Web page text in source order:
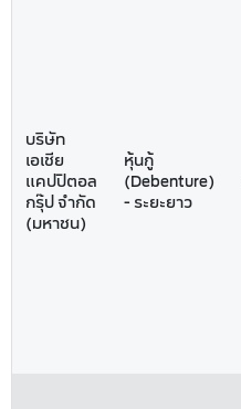
บริษัท
เอเชีย
แคปปิตอล
กรุ๊ป จำกัด
(มหาชน)
หุ้นกู้
(Debenture)
- ระยะยาว